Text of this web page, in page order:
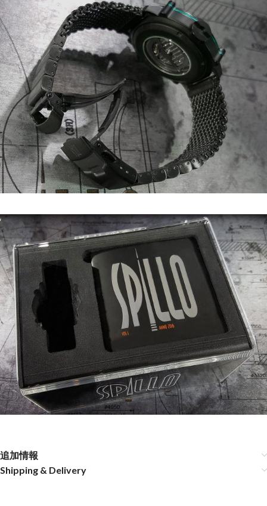
追加情報
Shipping & Delivery